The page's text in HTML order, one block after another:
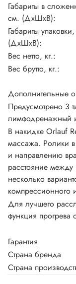
Габариты в
см. (ДхШхВ):
Габариты
(ДхШхВ):
Вес нетто, кг.:
Вес брутто, кг.:
Дополнительные
Предусмотрено 3
лимфодренажный
В накидке Orlauf
массажа. Ролики в
и направлению
расстояние
несколько
компрессионного
Для лучшего
функция
Гарантия
Страна бренда
Страна